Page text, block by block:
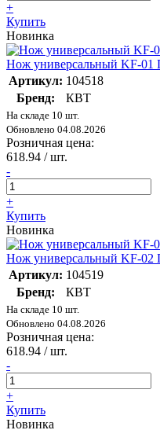
+
Купить
Новинка
Нож универсальный KF-
Артикул: 104518
Бренд:
КВТ
На складе 10 шт.
Обновлено 04.08.2026
Розничная цена:
618.94 / шт.
-
+
Купить
Новинка
Нож универсальный KF-
Артикул: 104519
Бренд:
КВТ
На складе 10 шт.
Обновлено 04.08.2026
Розничная цена:
618.94 / шт.
-
+
Купить
Новинка